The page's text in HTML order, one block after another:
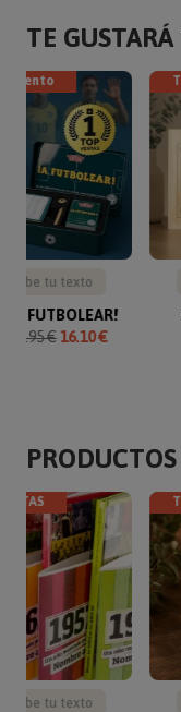
TE
tu texto
¡A FUTBOLEAR!
16.95 €16.10 €
tu texto